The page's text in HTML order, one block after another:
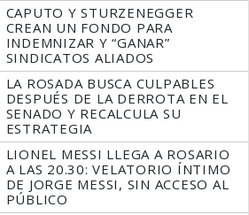
CAPUTO Y STURZENEGGER
CREAN UN FONDO PARA
INDEMNIZAR Y “GANAR”
SINDICATOS ALIADOS
LA ROSADA BUSCA CULPABLES
DESPUÉS DE LA DERROTA EN EL
SENADO Y RECALCULA SU
ESTRATEGIA
LIONEL MESSI LLEGA A ROSARIO
A LAS 20.30: VELATORIO ÍNTIMO
DE JORGE MESSI, SIN ACCESO AL
PÚBLICO